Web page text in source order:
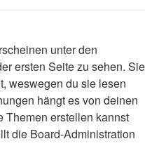
unter den
ersten Seite zu sehen. Sie
weswegen du sie lesen
hängt es von deinen
Themen erstellen kannst
die Board-Administration